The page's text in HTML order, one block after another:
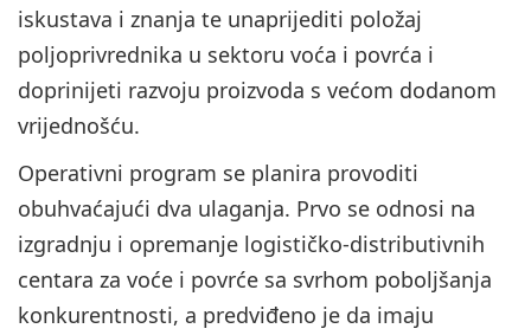
iskustava i znanja te unaprijediti položaj
poljoprivrednika u sektoru voća i povrća i
doprinijeti razvoju proizvoda s većom dodanom
vrijednošću.
Operativni program se planira provoditi
obuhvaćajući dva ulaganja. Prvo se odnosi na
izgradnju i opremanje logističko-distributivnih
centara za voće i povrće sa svrhom poboljšanja
konkurentnosti, a predviđeno je da imaju